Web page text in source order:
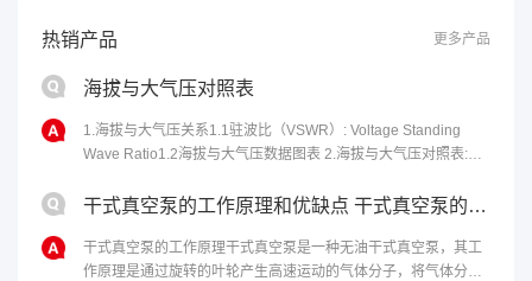
热销产品 更多产品
海拔与大气压对照表
1.海拔与大气压关系1.1驻波比（VSWR）: Voltage Standing
Wave Ratio1.2海拔与大气压数据图表 2.海拔与大气压对照表:海
干式真空泵的工作原理和优缺点 干式真空泵的性能特点
干式真空泵的工作原理干式真空泵是一种无油干式真空泵，其工
作原理是通过旋转的叶轮产生高速运动的气体分子，将气体分子